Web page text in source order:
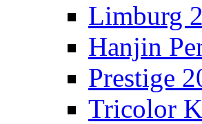
Limburg
Hanjin
Prestige
Tricolor